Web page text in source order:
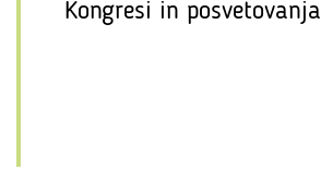
Kongresi in posvetovanja